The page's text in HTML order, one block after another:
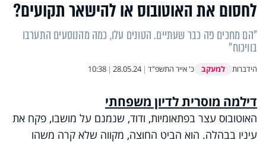
לחסום את האוטובוס או להישאר תקועים?
"הם מחכים פה כבר שעתיים. הטונים עלו, כמה מהנוסעים התערבו
בוויכוח"
הידברות למעקב כ' אייר התשפ"ד |
28.05.24
|
10:38
דילמה מוסרית לדיון משפחתי
האוטובוס עצר בפתאומיות, ודוד, שנמנם על מושבו, פקח את
עיניו בבהלה. הוא הביט החוצה, מקווה שלא קרה משהו